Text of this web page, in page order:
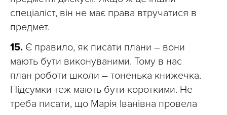
спеціаліст, він не має права втручатися в
предмет.
15. Є правило, як писати плани – вони
мають бути виконуваними. Тому в нас
план роботи школи – тоненька книжечка.
Підсумки теж мають бути короткими. Не
треба писати, що Марія Іванівна провела